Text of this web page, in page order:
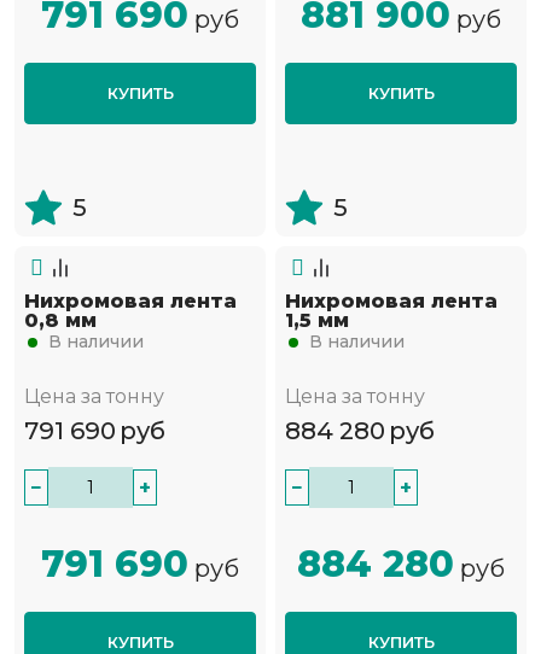
791 690 руб
КУПИТЬ
5
881 900 руб
КУПИТЬ
5
Нихромовая лента
0,8 мм
В наличии
Цена за тонну
791 690 руб
− +
791 690 руб
КУПИТЬ
Нихромовая лента
1,5 мм
В наличии
Цена за тонну
884 280 руб
− +
884 280 руб
КУПИТЬ